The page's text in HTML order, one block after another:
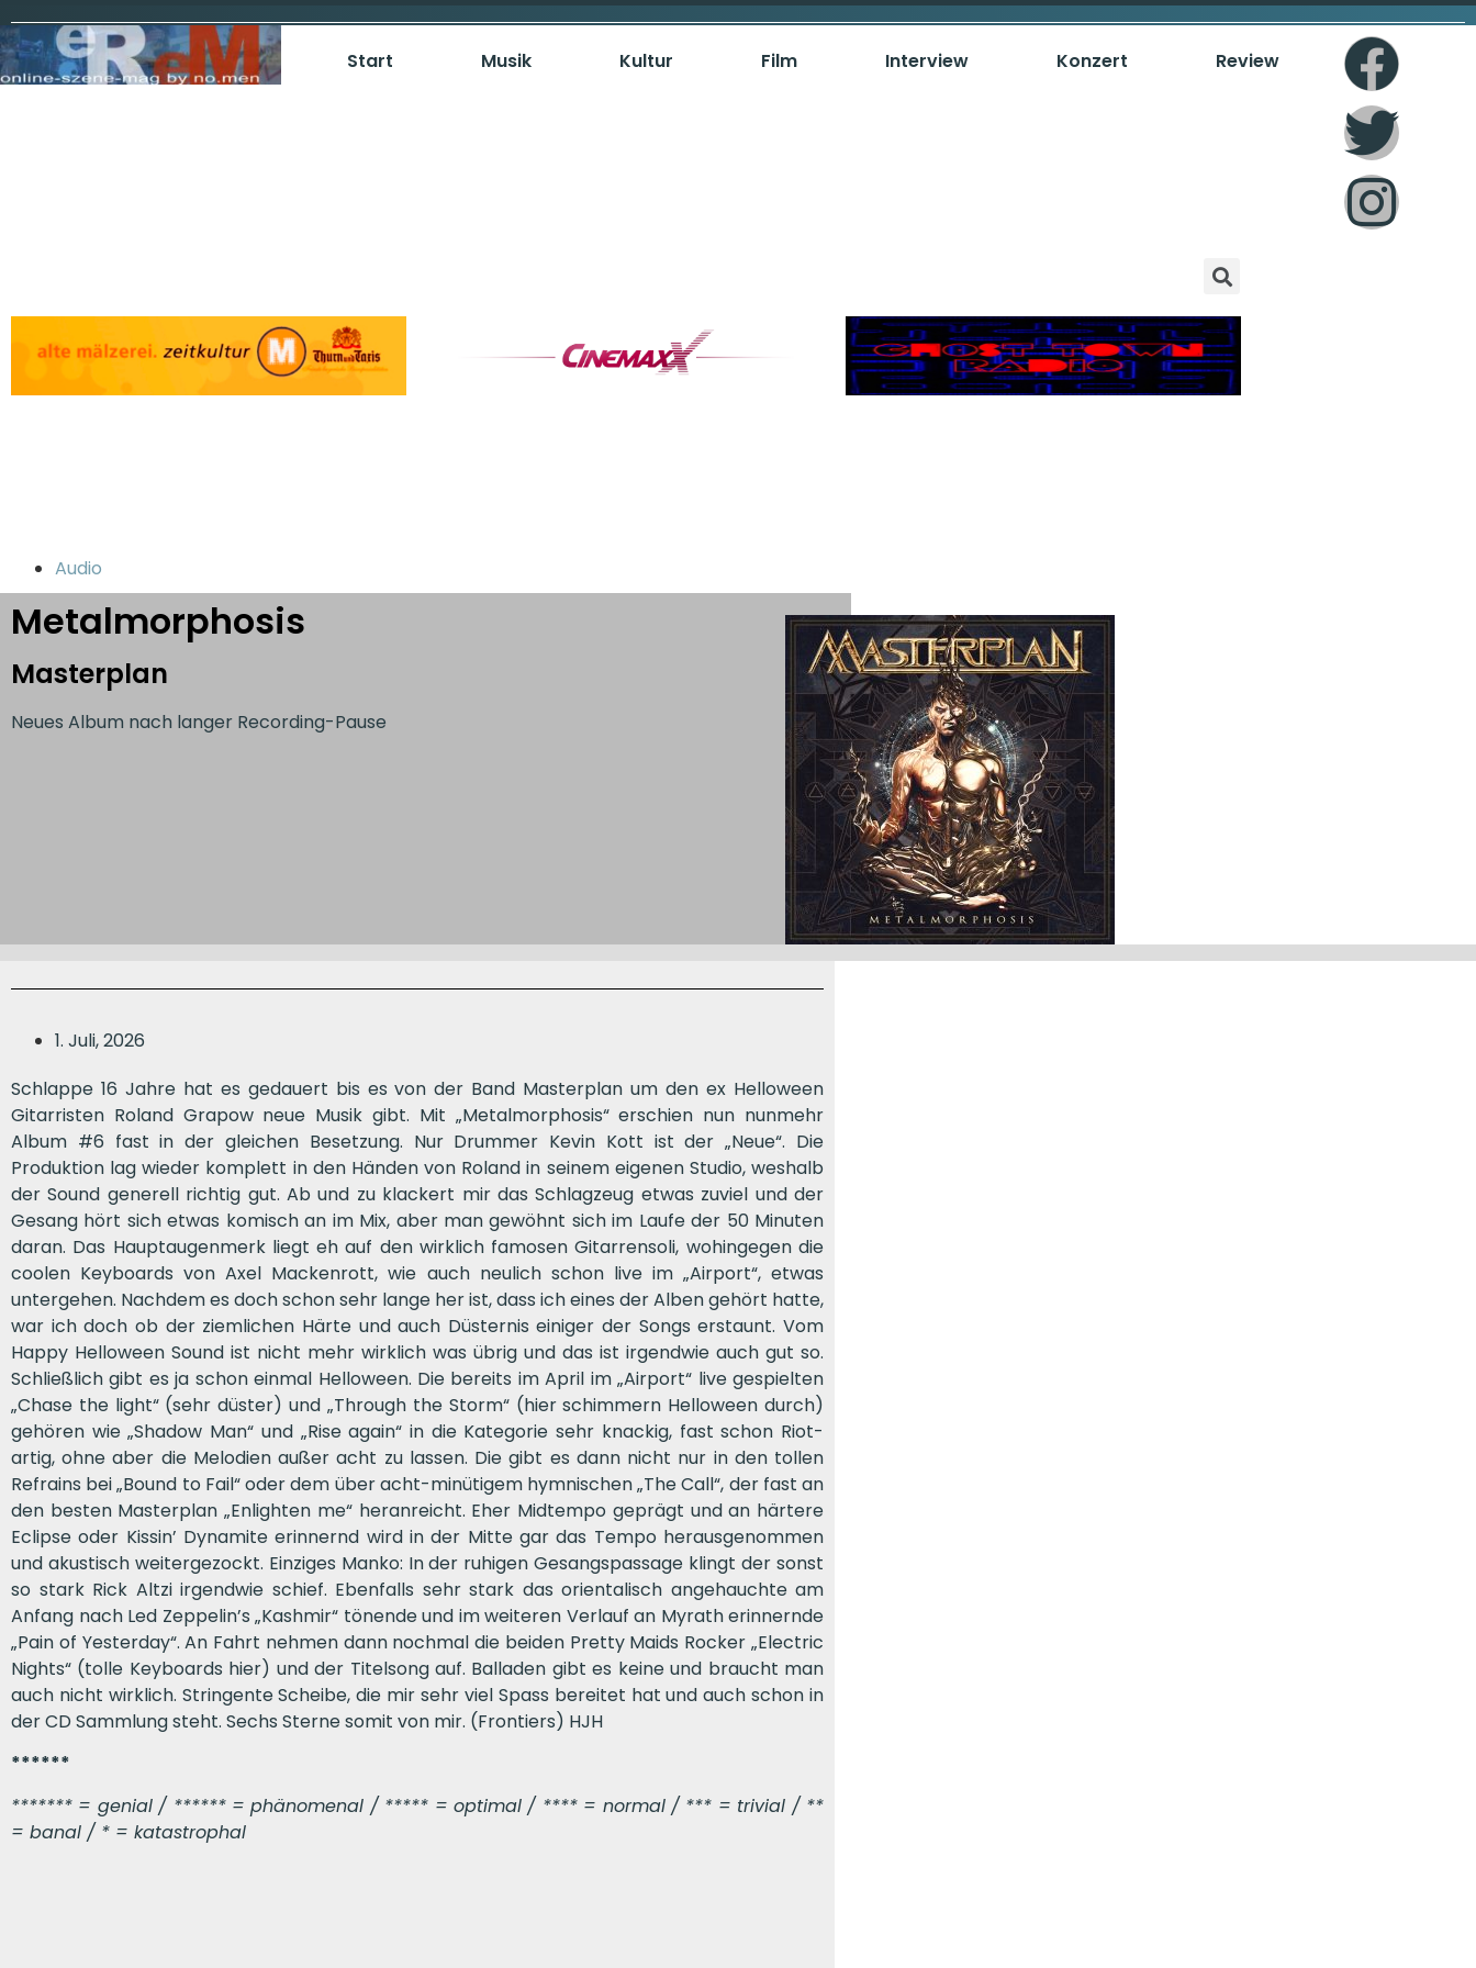
Start Musik Kultur Film Interview Konzert Review
Audio
Metalmorphosis
Masterplan
Neues Album nach langer Recording-Pause
1. Juli, 2026
Schlappe 16 Jahre hat es gedauert bis es von der Band Masterplan um den ex Helloween
Gitarristen Roland Grapow neue Musik gibt. Mit „Metalmorphosis“ erschien nun nunmehr
Album #6 fast in der gleichen Besetzung. Nur Drummer Kevin Kott ist der „Neue“. Die
Produktion lag wieder komplett in den Händen von Roland in seinem eigenen Studio, weshalb
der Sound generell richtig gut. Ab und zu klackert mir das Schlagzeug etwas zuviel und der
Gesang hört sich etwas komisch an im Mix, aber man gewöhnt sich im Laufe der 50 Minuten
daran. Das Hauptaugenmerk liegt eh auf den wirklich famosen Gitarrensoli, wohingegen die
coolen Keyboards von Axel Mackenrott, wie auch neulich schon live im „Airport“, etwas
untergehen. Nachdem es doch schon sehr lange her ist, dass ich eines der Alben gehört hatte,
war ich doch ob der ziemlichen Härte und auch Düsternis einiger der Songs erstaunt. Vom
Happy Helloween Sound ist nicht mehr wirklich was übrig und das ist irgendwie auch gut so.
Schließlich gibt es ja schon einmal Helloween. Die bereits im April im „Airport“ live gespielten
„Chase the light“ (sehr düster) und „Through the Storm“ (hier schimmern Helloween durch)
gehören wie „Shadow Man“ und „Rise again“ in die Kategorie sehr knackig, fast schon Riot-
artig, ohne aber die Melodien außer acht zu lassen. Die gibt es dann nicht nur in den tollen
Refrains bei „Bound to Fail“ oder dem über acht-minütigem hymnischen „The Call“, der fast an
den besten Masterplan „Enlighten me“ heranreicht. Eher Midtempo geprägt und an härtere
Eclipse oder Kissin’ Dynamite erinnernd wird in der Mitte gar das Tempo herausgenommen
und akustisch weitergezockt. Einziges Manko: In der ruhigen Gesangspassage klingt der sonst
so stark Rick Altzi irgendwie schief. Ebenfalls sehr stark das orientalisch angehauchte am
Anfang nach Led Zeppelin’s „Kashmir“ tönende und im weiteren Verlauf an Myrath erinnernde
„Pain of Yesterday“. An Fahrt nehmen dann nochmal die beiden Pretty Maids Rocker „Electric
Nights“ (tolle Keyboards hier) und der Titelsong auf. Balladen gibt es keine und braucht man
auch nicht wirklich. Stringente Scheibe, die mir sehr viel Spass bereitet hat und auch schon in
der CD Sammlung steht. Sechs Sterne somit von mir. (Frontiers) HJH
******
******* = genial / ****** = phänomenal / ***** = optimal / **** = normal / *** = trivial / **
= banal / * = katastrophal